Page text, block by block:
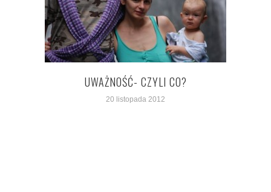
UWAŻNOŚĆ- CZYLI CO?
20 listopada 2012